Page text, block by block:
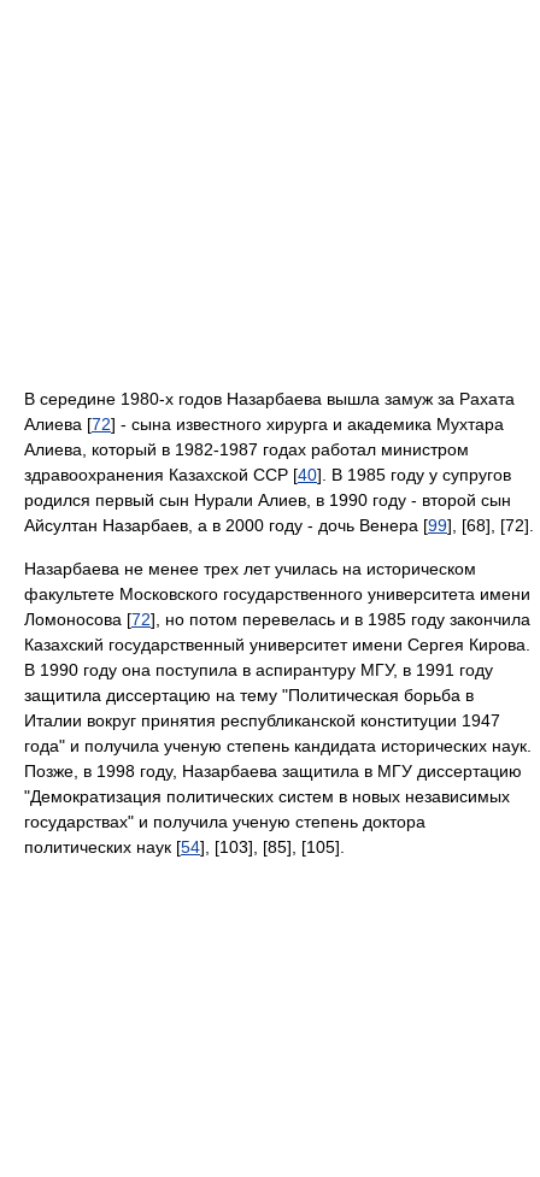
В середине 1980-х годов Назарбаева вышла замуж за Рахата
Алиева [72] - сына известного хирурга и академика Мухтара
Алиева, который в 1982-1987 годах работал министром
здравоохранения Казахской ССР [40]. В 1985 году у супругов
родился первый сын Нурали Алиев, в 1990 году - второй сын
Айсултан Назарбаев, а в 2000 году - дочь Венера [99], [68], [72].
Назарбаева не менее трех лет училась на историческом
факультете Московского государственного университета имени
Ломоносова [72], но потом перевелась и в 1985 году закончила
Казахский государственный университет имени Сергея Кирова.
В 1990 году она поступила в аспирантуру МГУ, в 1991 году
защитила диссертацию на тему "Политическая борьба в
Италии вокруг принятия республиканской конституции 1947
года" и получила ученую степень кандидата исторических наук.
Позже, в 1998 году, Назарбаева защитила в МГУ диссертацию
"Демократизация политических систем в новых независимых
государствах" и получила ученую степень доктора
политических наук [54], [103], [85], [105].